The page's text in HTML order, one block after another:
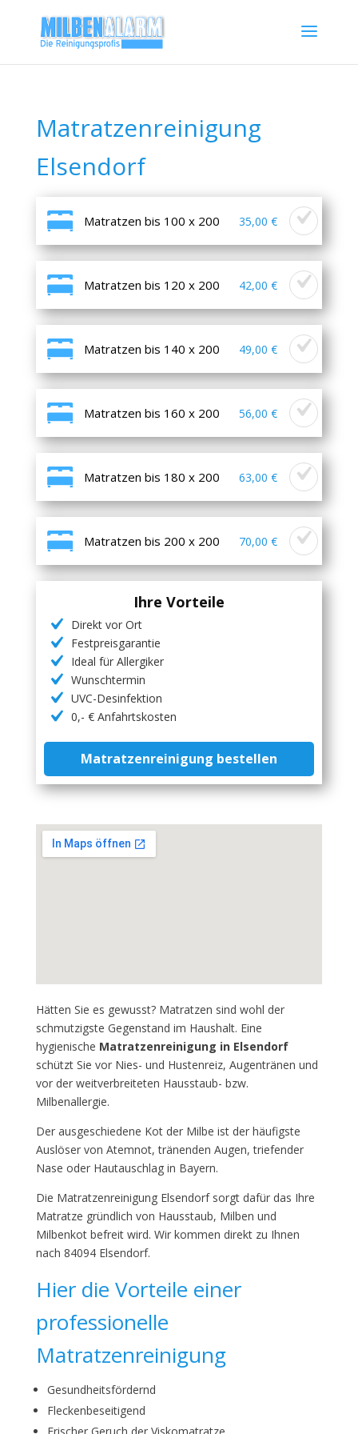
Matratzenreinigung
Elsendorf
Matratzen bis 100 x 200 35,00 €
Matratzen bis 120 x 200 42,00 €
Matratzen bis 140 x 200 49,00 €
Matratzen bis 160 x 200 56,00 €
Matratzen bis 180 x 200 63,00 €
Matratzen bis 200 x 200 70,00 €
Ihre Vorteile
Direkt vor Ort
Festpreisgarantie
Ideal für Allergiker
Wunschtermin
UVC-Desinfektion
0,- € Anfahrtskosten
Matratzenreinigung bestellen
Hätten Sie es gewusst? Matratzen sind wohl der
schmutzigste Gegenstand im Haushalt. Eine
hygienische Matratzenreinigung in Elsendorf
schützt Sie vor Nies- und Hustenreiz, Augentränen und
vor der weitverbreiteten Hausstaub- bzw.
Milbenallergie.
Der ausgeschiedene Kot der Milbe ist der häufigste
Auslöser von Atemnot, tränenden Augen, triefender
Nase oder Hautauschlag in Bayern.
Die Matratzenreinigung Elsendorf sorgt dafür das Ihre
Matratze gründlich von Hausstaub, Milben und
Milbenkot befreit wird. Wir kommen direkt zu Ihnen
nach 84094 Elsendorf.
Hier die Vorteile einer
professionelle
Matratzenreinigung
Gesundheitsfördernd
Fleckenbeseitigend